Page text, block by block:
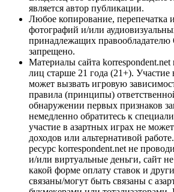
является автор публикации.
Любое копирование, перепечатка
фотографий и/или
принадлежащих правообладателю
запрещено.
Материалы сайта korrespondent.net
лиц старше 21 года (21+). Участие
может вызвать игровую
правила (принципы)
обнаружении первых признаков
немедленно обратитесь к
участие в азартных играх не
доходов или альтернативой
ресурс korrespondent.net не
и/или виртуальные деньги, сайт
какой форме оплату ставок и
связаны/могут быть связаны с